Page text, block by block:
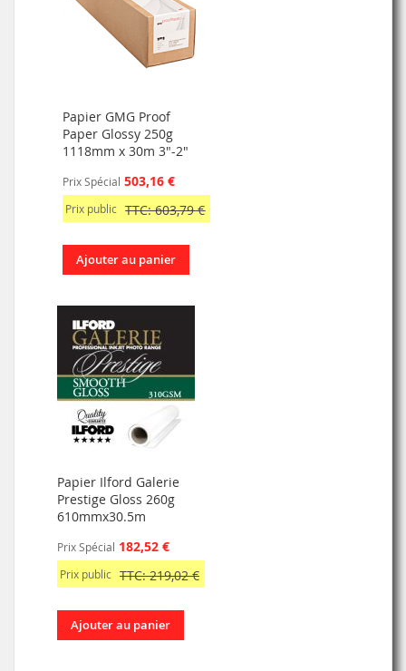
Papier GMG Proof
Paper Glossy 250g
1118mm x 30m 3"-2"
Prix Spécial 503,16 €
Prix public TTC: 603,79 €
Ajouter au panier
Papier Ilford Galerie
Prestige Gloss 260g
610mmx30.5m
Prix Spécial 182,52 €
Prix public TTC: 219,02 €
Ajouter au panier